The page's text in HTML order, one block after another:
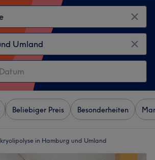
Beliebiger Preis Besonderheiten
kryolipolyse in Hamburg und Umland